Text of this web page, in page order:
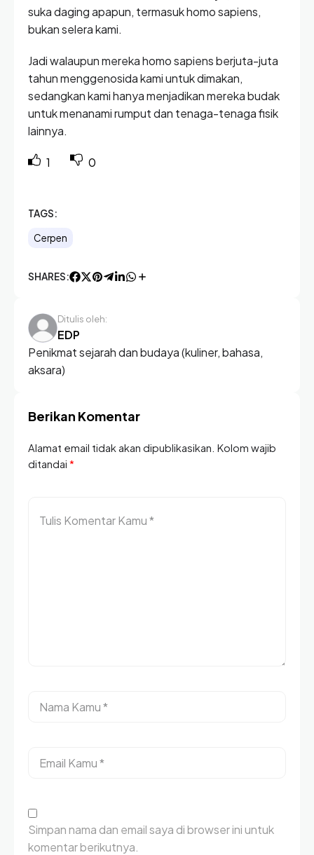
suka daging apapun, termasuk homo sapiens,
bukan selera kami.
Jadi walaupun mereka homo sapiens berjuta-juta
tahun menggenosida kami untuk dimakan,
sedangkan kami hanya menjadikan mereka budak
untuk menanami rumput dan tenaga-tenaga fisik
lainnya.
1 0
TAGS:
Cerpen
SHARES:
Ditulis oleh:
EDP
Penikmat sejarah dan budaya (kuliner, bahasa,
aksara)
Berikan Komentar
Alamat email tidak akan dipublikasikan. Kolom wajib
ditandai *
Simpan nama dan email saya di browser ini untuk
komentar berikutnya.